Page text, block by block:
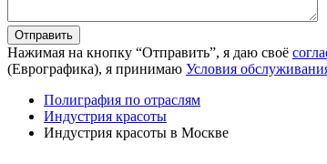
Отправить
Нажимая на кнопку “Отправить”, я даю своё
(Еврографика), я принимаю Условия
Полиграфия по отраслям
Индустрия красоты
Индустрия красоты в Москве